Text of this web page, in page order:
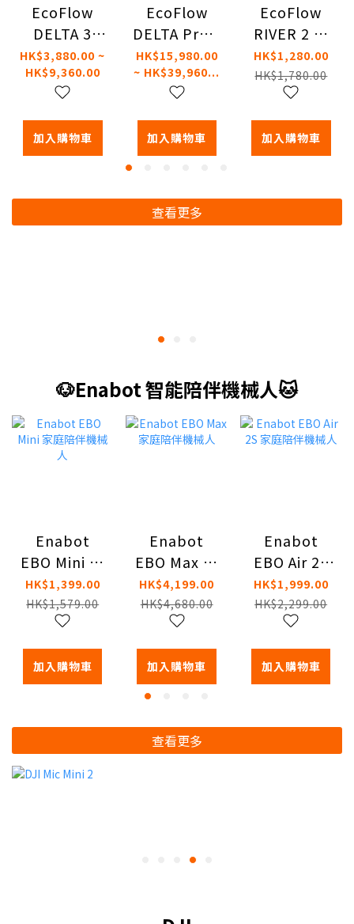
EcoFlow
DELTA 3
Plus 大容量
流動電源
(1024Wh)
HK$3,880.00 ~
HK$9,360.00
加入購物車
EcoFlow
DELTA Pro 3
大容量流動
電源
(4096Wh)
HK$15,980.00
~ HK$39,960...
加入購物車
EcoFlow
RIVER 2 大
容量流動電
能站
(256Wh)
HK$1,280.00
HK$1,780.00
加入購物車
查看更多
🐶Enabot 智能陪伴機械人🐱
Enabot
EBO Mini 家
庭陪伴機械
人
HK$1,399.00
HK$1,579.00
加入購物車
Enabot
EBO Max 家
庭陪伴機械
人
HK$4,199.00
HK$4,680.00
加入購物車
Enabot
EBO Air 2S
家庭陪伴機
械人
HK$1,999.00
HK$2,299.00
加入購物車
查看更多